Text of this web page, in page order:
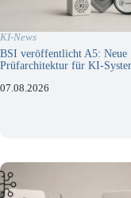
KI-News
BSI veröffentlicht A5: Neue
Prüfarchitektur für KI-
07.08.2026